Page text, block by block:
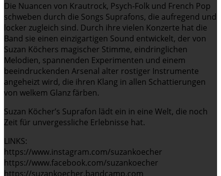
Die Nuancen von Krautrock, Psych-Folk und French Pop
schweben durch die Songs Suprafons, die aufregend und
locker zugleich sind. Durch ihre vielen Konzerte hat die
Band sie einen einzigartigen Sound entwickelt, der von
Suzan Köchers magischer Stimme, eindringlichen
Melodien, spannenden Experimenten und einem
beeindruckenden Arsenal alter rostiger Instrumente
angeheizt wird, die ihren Klang in allen Schattierungen
von welkem Glanz färben.
Suzan Köcher’s Suprafon lädt ein in eine Welt, die noch
Zeit für unvergessliche Erlebnisse hat.
LINKS:
https://www.instagram.com/suzankoecher
https://www.facebook.com/suzankoecher
https://suzankoecher.bandcamp.com